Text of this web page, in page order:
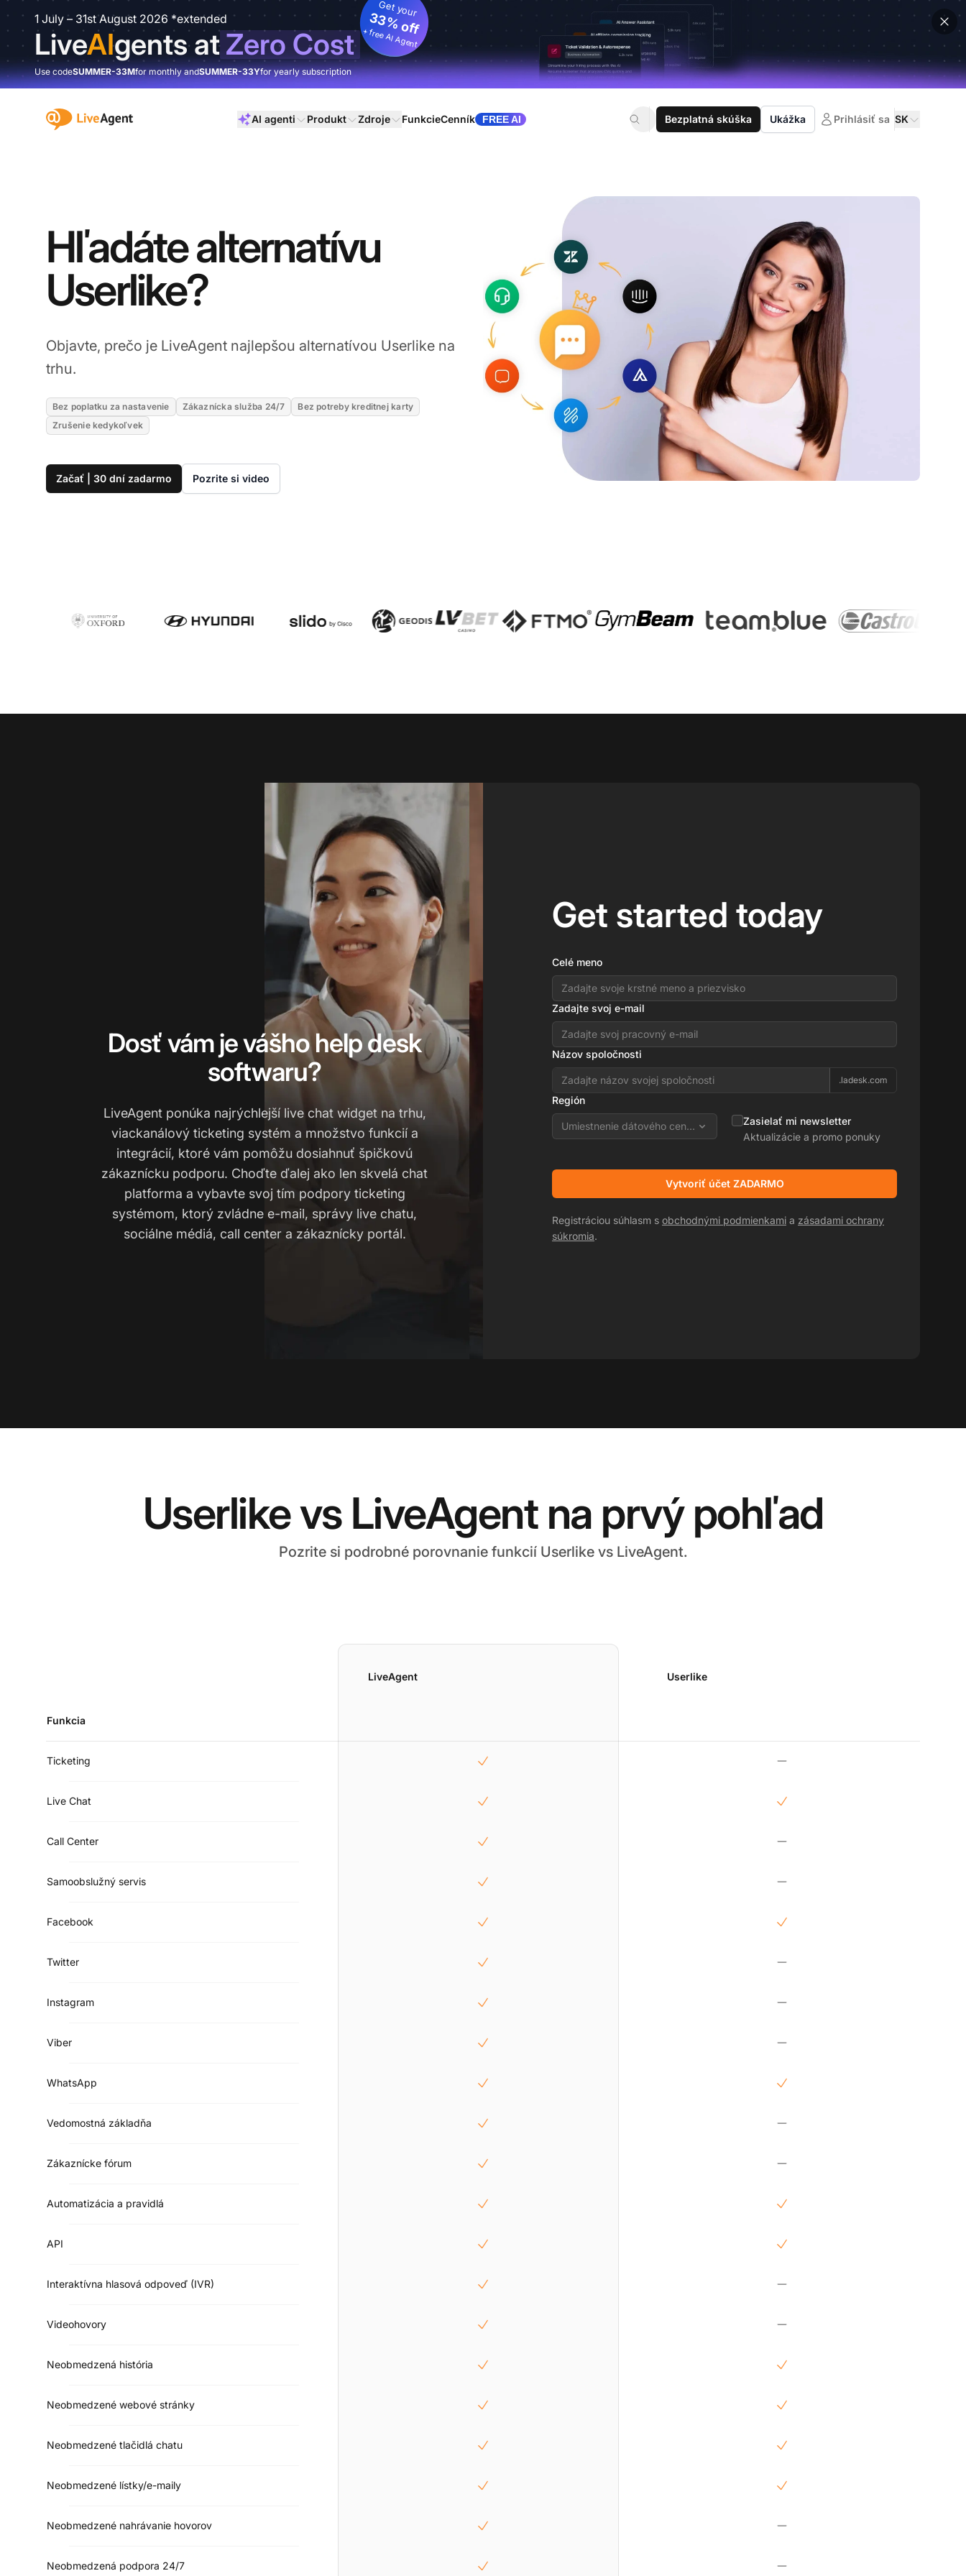
1 July – 31st August 2026 *extended
LiveAIgents atZero Cost
Get your
33% off
+ free AI Agent
Use codeSUMMER-33Mfor monthly andSUMMER-33Yfor yearly subscription
:site.title AI agenti Produkt Zdroje FunkcieCenník FREE AI Bezplatná skúška Ukážka Prihlásiť sa SK
Hľadáte alternatívu
Userlike?
Objavte, prečo je LiveAgent najlepšou alternatívou Userlike na
trhu.
Bez poplatku za nastavenie Zákaznícka služba 24/7
Bez potreby kreditnej karty
Zrušenie kedykoľvek
Začať | 30 dní zadarmo Pozrite si video
Dosť vám je vášho help desk
softwaru?
LiveAgent ponúka najrýchlejší live chat widget na trhu,
viackanálový ticketing systém a množstvo funkcií a
integrácií, ktoré vám pomôžu dosiahnuť špičkovú
zákaznícku podporu. Choďte ďalej ako len skvelá chat
platforma a vybavte svoj tím podpory ticketing
systémom, ktorý zvládne e-mail, správy live chatu,
sociálne médiá, call center a zákaznícky portál.
Get started today
Celé meno
Zadajte svoj e-mail
Názov spoločnosti
.ladesk.com
Región
Umiestnenie dátového centra
Zasielať mi newsletter
Aktualizácie a promo ponuky
Vytvoriť účet ZADARMO
Registráciou súhlasm s obchodnými podmienkami a zásadami ochrany
súkromia.
Userlike vs LiveAgent na prvý pohľad
Pozrite si podrobné porovnanie funkcií Userlike vs LiveAgent.
LiveAgent Userlike
Funkcia
Ticketing
Live Chat
Call Center
Samoobslužný servis
Facebook
Twitter
Instagram
Viber
WhatsApp
Vedomostná základňa
Zákaznícke fórum
Automatizácia a pravidlá
API
Interaktívna hlasová odpoveď (IVR)
Videohovory
Neobmedzená história
Neobmedzené webové stránky
Neobmedzené tlačidlá chatu
Neobmedzené lístky/e-maily
Neobmedzené nahrávanie hovorov
Neobmedzená podpora 24/7